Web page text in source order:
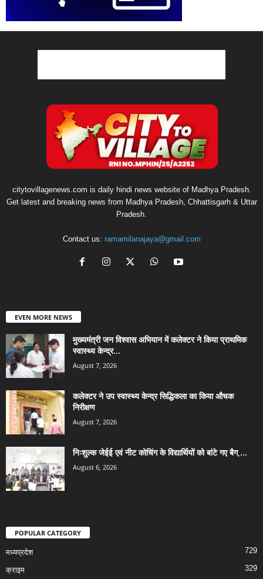
citytovillagenews.com is daily hindi news website of Madhya Pradesh.
Get latest and breaking news from Madhya Pradesh, Chhattisgarh & Uttar
Pradesh.
Contact us: ramamilanajaya@gmail.com
EVEN MORE NEWS
मुख्यमंत्री जन विश्वास अभियान में कलेक्टर ने किया प्राथमिक
स्वास्थ्य केन्द्र...
August 7, 2026
कलेक्टर ने उप स्वास्थ्य केन्द्र सिद्धिकला का किया औचक
निरीक्षण
August 7, 2026
निःशुल्क जेईई एवं नीट कोचिंग के विद्यार्थियों को बांटे गए बैग,...
August 6, 2026
POPULAR CATEGORY
मध्यप्रदेश 729
क्राइम 329